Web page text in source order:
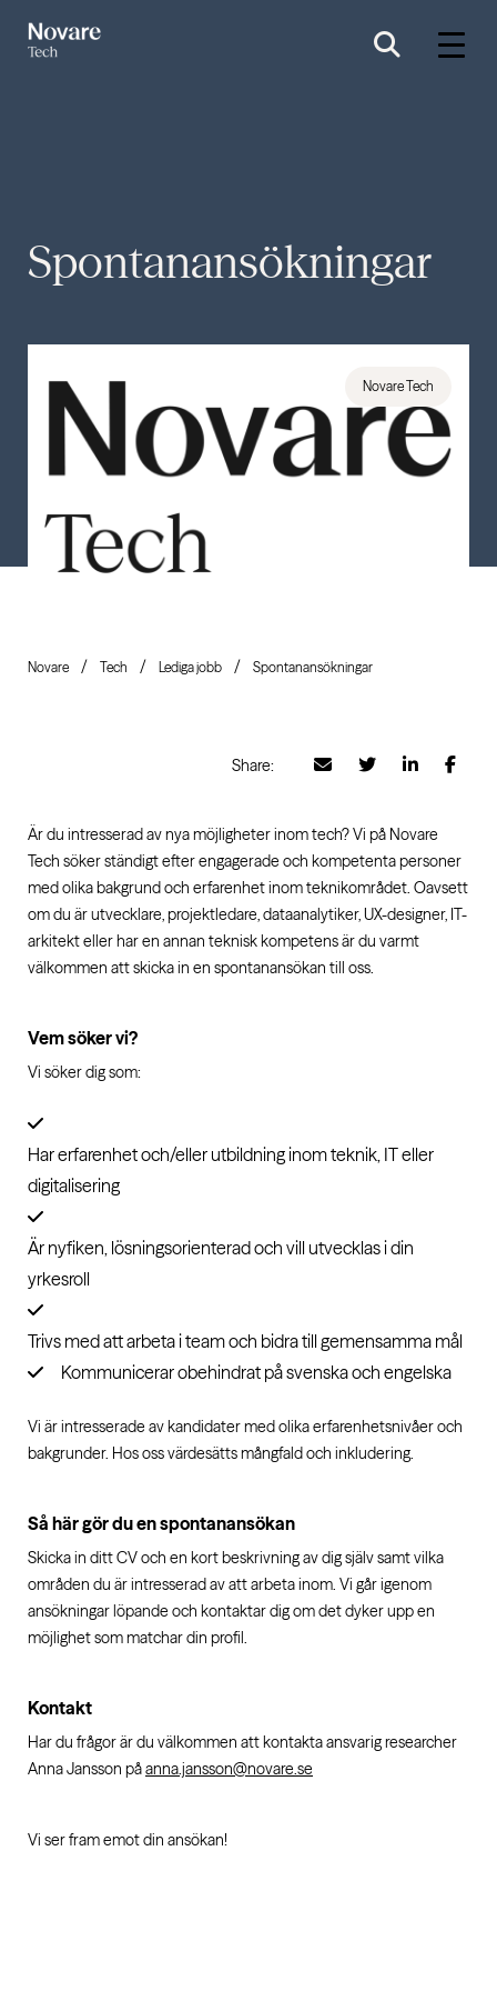
Spontanansökningar
Novare Tech
Novare Tech Lediga jobb Spontanansökningar
Share:
Är du intresserad av nya möjligheter inom tech? Vi på Novare
Tech söker ständigt efter engagerade och kompetenta personer
med olika bakgrund och erfarenhet inom teknikområdet. Oavsett
om du är utvecklare, projektledare, dataanalytiker, UX-designer, IT-
arkitekt eller har en annan teknisk kompetens är du varmt
välkommen att skicka in en spontanansökan till oss.
Vem söker vi?
Vi söker dig som:
Har erfarenhet och/eller utbildning inom teknik, IT eller
digitalisering
Är nyfiken, lösningsorienterad och vill utvecklas i din
yrkesroll
Trivs med att arbeta i team och bidra till gemensamma mål
Kommunicerar obehindrat på svenska och engelska
Vi är intresserade av kandidater med olika erfarenhetsnivåer och
bakgrunder. Hos oss värdesätts mångfald och inkludering.
Så här gör du en spontanansökan
Skicka in ditt CV och en kort beskrivning av dig själv samt vilka
områden du är intresserad av att arbeta inom. Vi går igenom
ansökningar löpande och kontaktar dig om det dyker upp en
möjlighet som matchar din profil.
Kontakt
Har du frågor är du välkommen att kontakta ansvarig researcher
Anna Jansson påanna.jansson@novare.se
Vi ser fram emot din ansökan!